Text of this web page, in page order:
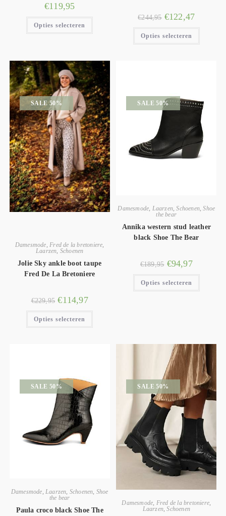
€119,95
Opties selecteren
€244,95 €122,47
Opties selecteren
SALE 50%
Damesmode Fred de la bretoniere
Laarzen Schoenen
Jolie Sky ankle boot taupe
Fred De La Bretoniere
€229,95 €114,97
Opties selecteren
SALE 50%
Damesmode Laarzen,Schoenen ,Shoe
the bear
Annika western stud leather
black Shoe The Bear
€189,95 €94,97
Opties selecteren
SALE 50%
Damesmode Laarzen Schoenen Shoe
the bear
Paula croco black Shoe The
SALE 50%
Damesmode, Fred de la bretoniere,
Laarzen,Schoenen